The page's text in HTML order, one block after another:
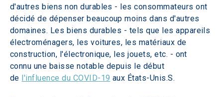
d'autres biens non durables - les consommateurs ont
décidé de dépenser beaucoup moins dans d'autres
domaines. Les biens durables - tels que les appareils
électroménagers, les voitures, les matériaux de
construction, l'électronique, les jouets, etc. - ont
connu une baisse notable depuis le début
de l'influence du COVID-19 aux États-Unis.S.